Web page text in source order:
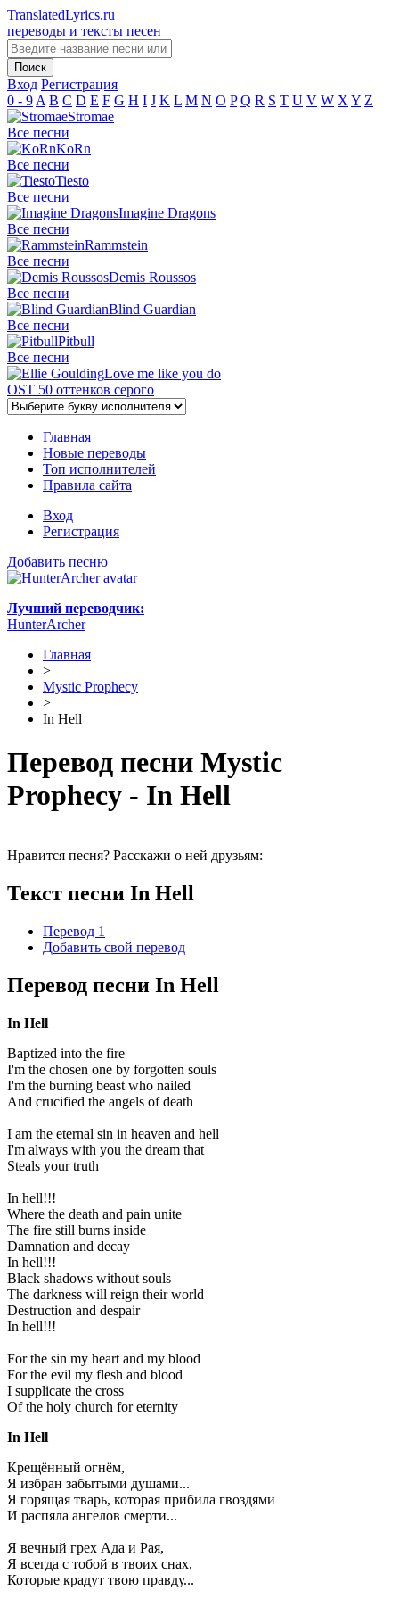
TranslatedLyrics.ru
переводы и тексты песен
Вход Регистрация
0 - 9 A B C D E F G H I J K L M N O P Q R S T U V W X Y Z
Stromae
Все песни
KoRn
Все песни
Tiesto
Все песни
Imagine Dragons
Все песни
Rammstein
Все песни
Demis Roussos
Все песни
Blind Guardian
Все песни
Pitbull
Все песни
Love me like you do
OST 50 оттенков серого
Главная
Новые переводы
Топ исполнителей
Правила сайта
Вход
Регистрация
Добавить песню
Лучший переводчик:
HunterArcher
Главная
>
Mystic Prophecy
>
In Hell
Перевод песни Mystic
Prophecy - In Hell
Нравится песня? Расскажи о ней друзьям:
Текст песни In Hell
Перевод 1
Добавить свой перевод
Перевод песни In Hell
In Hell
Baptized into the fire
I'm the chosen one by forgotten souls
I'm the burning beast who nailed
And crucified the angels of death
I am the eternal sin in heaven and hell
I'm always with you the dream that
Steals your truth
In hell!!!
Where the death and pain unite
The fire still burns inside
Damnation and decay
In hell!!!
Black shadows without souls
The darkness will reign their world
Destruction and despair
In hell!!!
For the sin my heart and my blood
For the evil my flesh and blood
I supplicate the cross
Of the holy church for eternity
In Hell
Крещённый огнём,
Я избран забытыми душами...
Я горящая тварь, которая прибила гвоздями
И распяла ангелов смерти...
Я вечный грех Ада и Рая,
Я всегда с тобой в твоих снах,
Которые крадут твою правду...